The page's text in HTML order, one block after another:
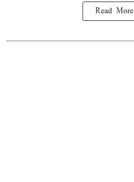
Read More